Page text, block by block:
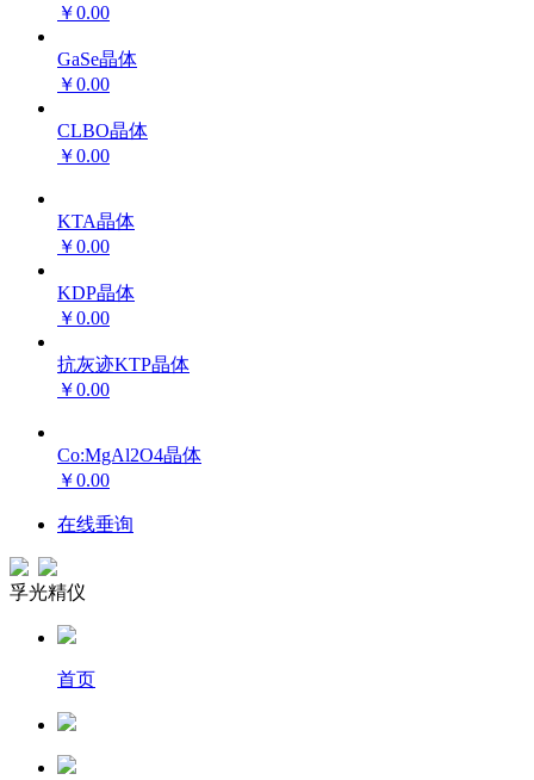
￥0.00
GaSe晶体
￥0.00
CLBO晶体
￥0.00
KTA晶体
￥0.00
KDP晶体
￥0.00
抗灰迹KTP晶体
￥0.00
Co:MgAl2O4晶体
￥0.00
在线垂询
孚光精仪
首页